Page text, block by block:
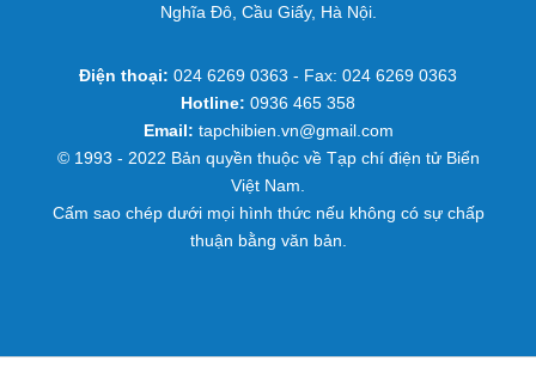
Nghĩa Đô, Cầu Giấy, Hà Nội.
Điện thoại: 024 6269 0363 - Fax: 024 6269 0363
Hotline: 0936 465 358
Email: tapchibien.vn@gmail.com
© 1993 - 2022 Bản quyền thuộc về Tạp chí điện tử Biển
Việt Nam.
Cấm sao chép dưới mọi hình thức nếu không có sự chấp
thuận bằng văn bản.